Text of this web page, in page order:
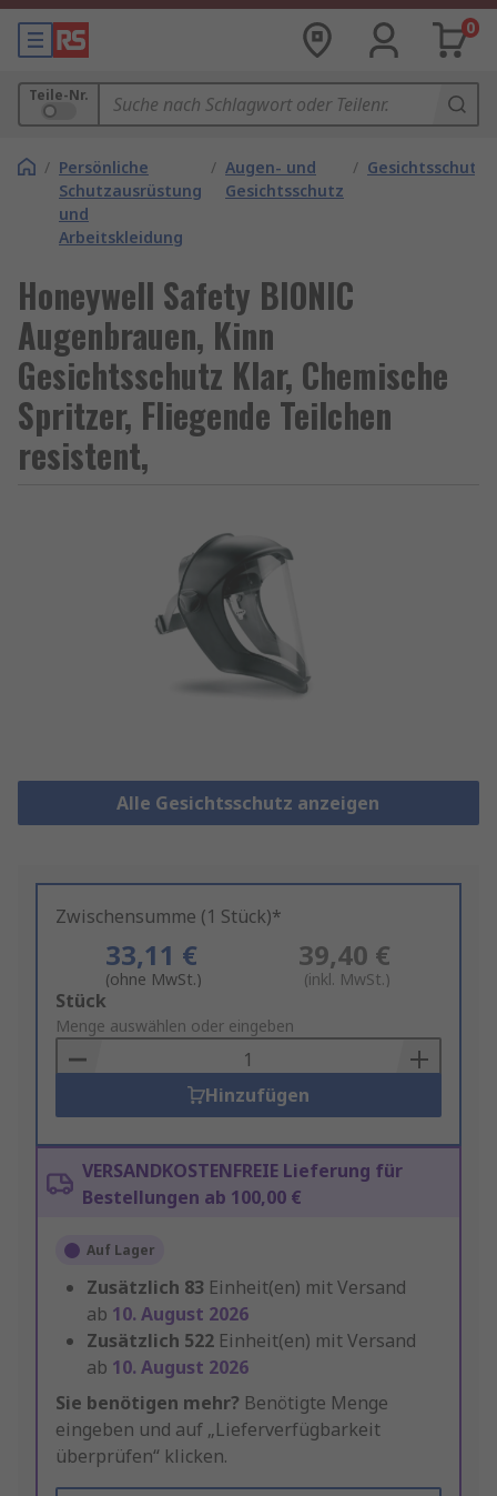
0
Teile-Nr.
/ Persönliche
Schutzausrüstung
und
Arbeitskleidung
/ Augen- und
Gesichtsschutz
/ Gesichtsschutz
Honeywell Safety BIONIC
Augenbrauen, Kinn
Gesichtsschutz Klar, Chemische
Spritzer, Fliegende Teilchen
resistent,
Alle Gesichtsschutz anzeigen
Zwischensumme (1 Stück)*
33,11 €
(ohne MwSt.)
39,40 €
(inkl. MwSt.)
Add
to
Basket
Stück
Menge auswählen oder eingeben
Hinzufügen
VERSANDKOSTENFREIE Lieferung für
Bestellungen ab 100,00 €
Auf Lager
Zusätzlich 83 Einheit(en) mit Versand
ab 10. August 2026
Zusätzlich 522 Einheit(en) mit Versand
ab 10. August 2026
Sie benötigen mehr? Benötigte Menge
eingeben und auf „Lieferverfügbarkeit
überprüfen“ klicken.